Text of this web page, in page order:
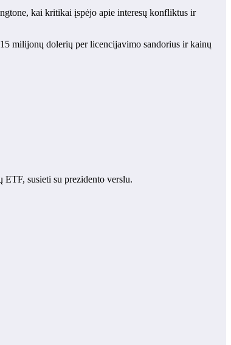
kai kritikai įspėjo apie interesų konfliktus ir
milijonų dolerių per licencijavimo sandorius ir kainų
susieti su prezidento verslu.